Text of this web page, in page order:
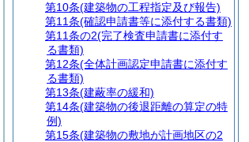
第10条(建築物の工程指定及び報告)
第11条(確認申請書等に添付する書類)
第11条の2(完了検査申請書に添付す
る書類)
第12条(全体計画認定申請書に添付す
る書類)
第13条(建蔽率の緩和)
第14条(建築物の後退距離の算定の特
例)
第15条(建築物の敷地が計画地区の2